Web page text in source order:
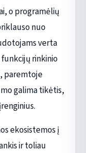
o programėlių
nuo
verta
rinkinio
paremtoje
galima tikėtis,
ekosistemos į
ir toliau